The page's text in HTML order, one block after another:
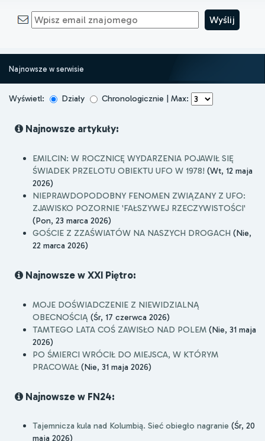
Najnowsze w serwisie
Wyświetl: Działy Chronologicznie | Max:
Najnowsze artykuły:
EMILCIN: W ROCZNICĘ WYDARZENIA POJAWIŁ SIĘ
ŚWIADEK PRZELOTU OBIEKTU UFO W 1978! (Wt, 12 maja
2026)
NIEPRAWDOPODOBNY FENOMEN ZWIĄZANY Z UFO:
ZJAWISKO POZORNIE 'FAŁSZYWEJ RZECZYWISTOŚCI'
(Pon, 23 marca 2026)
GOŚCIE Z ZZAŚWIATÓW NA NASZYCH DROGACH (Nie,
22 marca 2026)
Najnowsze w XXI Piętro:
MOJE DOŚWIADCZENIE Z NIEWIDZIALNĄ
OBECNOŚCIĄ (Śr, 17 czerwca 2026)
TAMTEGO LATA COŚ ZAWISŁO NAD POLEM (Nie, 31 maja
2026)
PO ŚMIERCI WRÓCIŁ DO MIEJSCA, W KTÓRYM
PRACOWAŁ (Nie, 31 maja 2026)
Najnowsze w FN24:
Tajemnicza kula nad Kolumbią. Sieć obiegło nagranie (Śr, 20
maja 2026)